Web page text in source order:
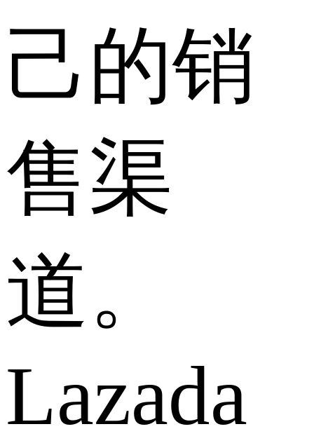
己的销
售渠
道。
Lazada